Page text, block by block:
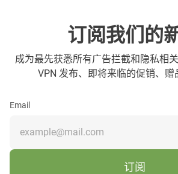
订阅我们的
成为最先获悉所有广告拦截和隐私相
VPN 发布、即将来临的促销、赠
Email
订阅